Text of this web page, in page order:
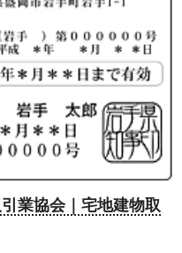
業協会｜宅地建物取